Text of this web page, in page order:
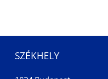
SZÉKHELY